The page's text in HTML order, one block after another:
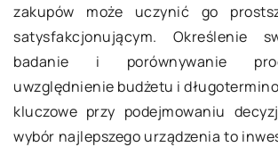
zakupów może uczynić go
satysfakcjonującym. Określenie
badanie i porównywanie
uwzględnienie budżetu i
kluczowe przy podejmowaniu
wybór najlepszego urządzenia to